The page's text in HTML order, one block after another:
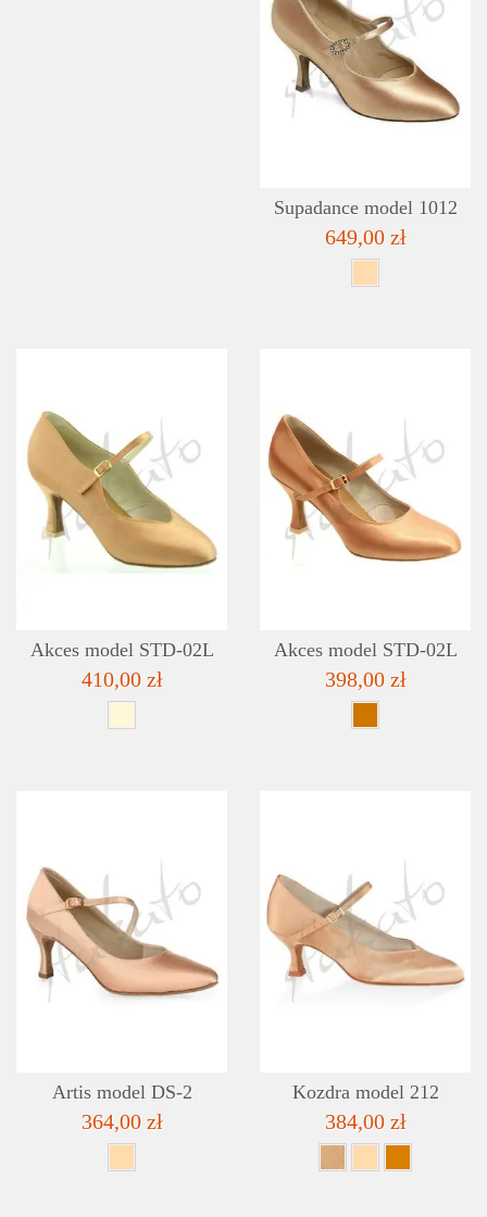
Supadance model 1012
649,00 zł
ADD TO WISHLIST
DETAILS
Akces model STD-02L
410,00 zł
Akces model STD-02L
398,00 zł
ADD TO WISHLIST
DETAILS
Artis model DS-2
364,00 zł
Kozdra model 212
384,00 zł